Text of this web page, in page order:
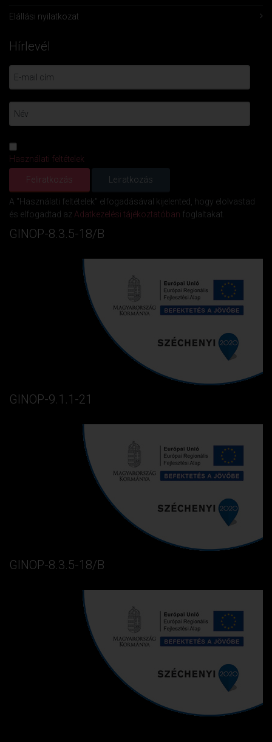
Elállási nyilatkozat
Hírlevél
Használati feltételek
A "Használati feltételek" elfogadásával kijelented, hogy elolvastad
és elfogadtad az Adatkezelési tájékoztatóban foglaltakat.
GINOP-8.3.5-18/B
GINOP-9.1.1-21
GINOP-8.3.5-18/B